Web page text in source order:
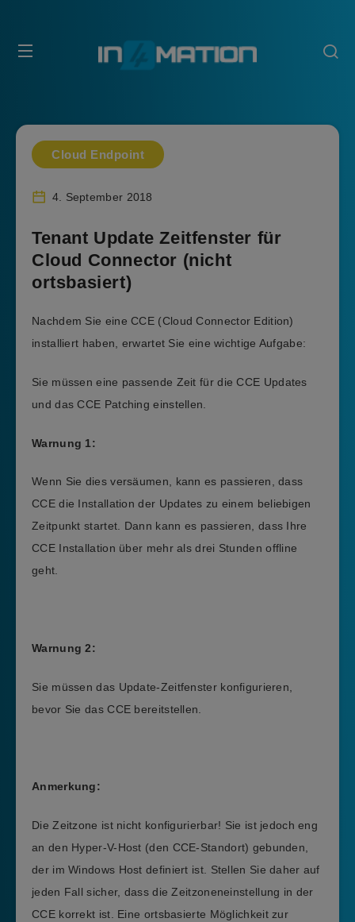
Cloud Endpoint
4. September 2018
Tenant Update Zeitfenster für
Cloud Connector (nicht
ortsbasiert)
Nachdem Sie eine CCE (Cloud Connector Edition)
installiert haben, erwartet Sie eine wichtige Aufgabe:
Sie müssen eine passende Zeit für die CCE Updates
und das CCE Patching einstellen.
Warnung 1:
Wenn Sie dies versäumen, kann es passieren, dass
CCE die Installation der Updates zu einem beliebigen
Zeitpunkt startet. Dann kann es passieren, dass Ihre
CCE Installation über mehr als drei Stunden offline
geht.
Warnung 2:
Sie müssen das Update-Zeitfenster konfigurieren,
bevor Sie das CCE bereitstellen.
Anmerkung:
Die Zeitzone ist nicht konfigurierbar! Sie ist jedoch eng
an den Hyper-V-Host (den CCE-Standort) gebunden,
der im Windows Host definiert ist. Stellen Sie daher auf
jeden Fall sicher, dass die Zeitzoneneinstellung in der
CCE korrekt ist. Eine ortsbasierte Möglichkeit zur